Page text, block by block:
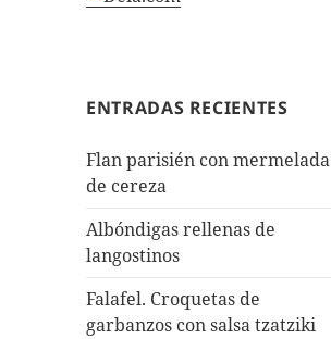
ENTRADAS RECIENTES
Flan parisién con mermelada
de cereza
Albóndigas rellenas de
langostinos
Falafel. Croquetas de
garbanzos con salsa tzatziki